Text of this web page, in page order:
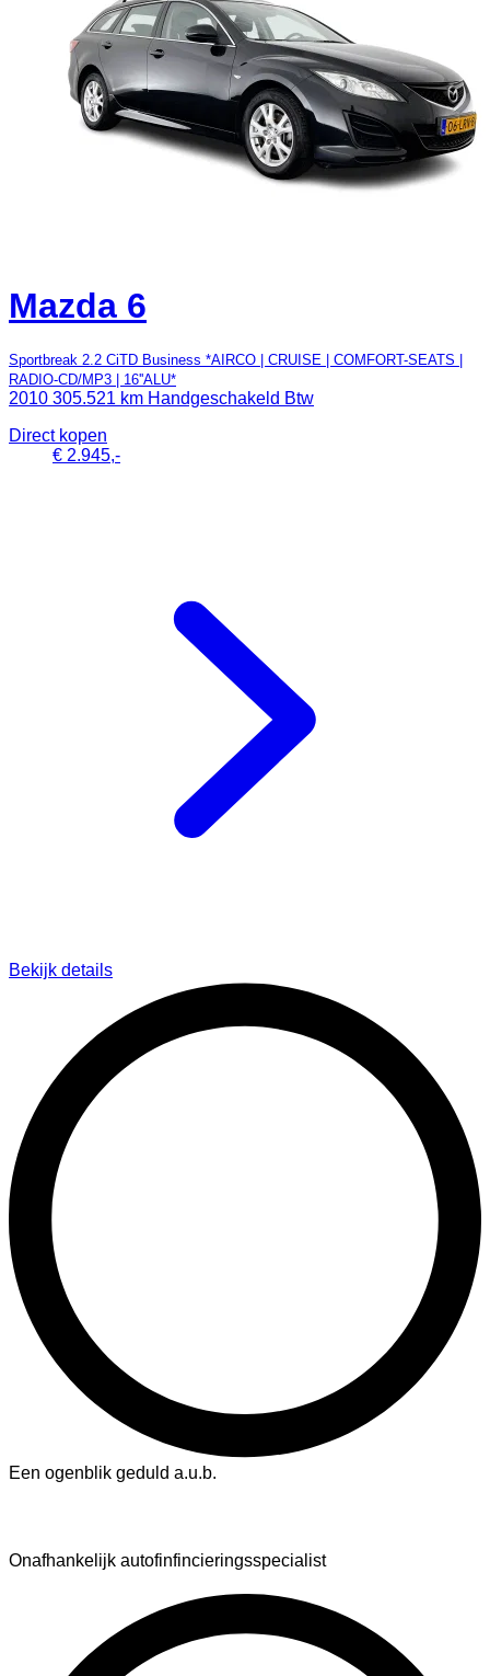
Mazda 6
Sportbreak 2.2 CiTD Business *AIRCO | CRUISE | COMFORT-SEATS |
RADIO-CD/MP3 | 16''ALU*
2010 305.521 km Handgeschakeld Btw
Direct kopen
€ 2.945,-
Bekijk details
Een ogenblik geduld a.u.b.
Onafhankelijk autofinfincieringsspecialist